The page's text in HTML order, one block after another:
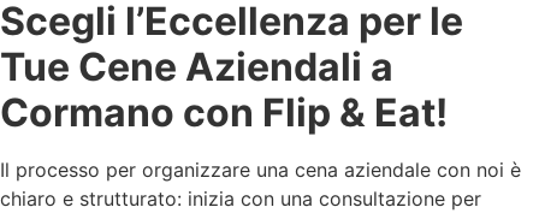
Scegli l’Eccellenza per le
Tue Cene Aziendali a
Cormano con Flip & Eat!
Il processo per organizzare una cena aziendale con noi è
chiaro e strutturato: inizia con una consultazione per